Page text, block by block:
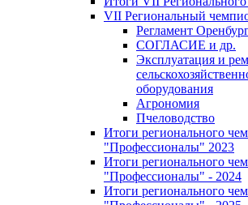
VII Региональный
Регламент
СОГЛАСИЕ и др.
Эксплуатация и
оборудования
Агрономия
Пчеловодство
Итоги регионального
"Профессионалы" 2023
Итоги регионального
"Профессионалы" - 2024
Итоги регионального